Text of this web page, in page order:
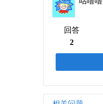
回答
2